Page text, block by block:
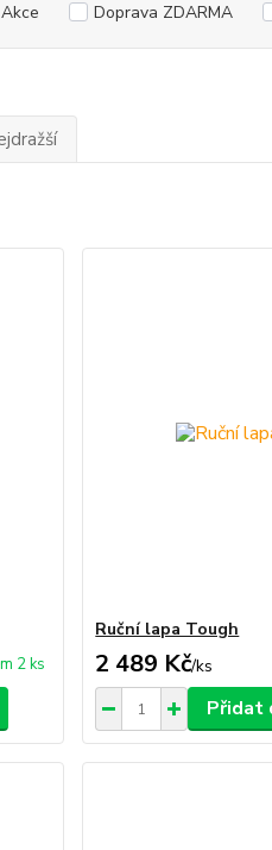
Akce Doprava ZDARMA
2 ks
Ruční lapa Tough
2 489 Kč/ks
Přidat